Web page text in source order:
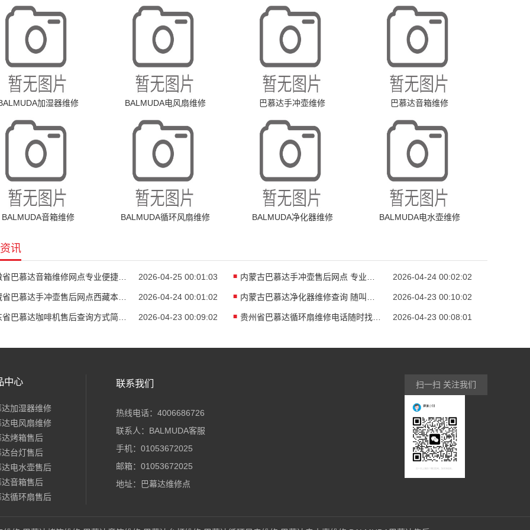
加湿器维修 BALMUDA电风扇维修 巴慕达手冲壶维修 巴慕达音箱维修
BALMUDA音箱维修 BALMUDA循环风扇维修 BALMUDA净化器维修 BALMUDA电水壶维修
讯
2026-04-25 00:01:03 2026-04-24 00:02:02
2026-04-24 00:01:02 2026-04-23 00:10:02
2026-04-23 00:09:02 贵州省巴慕达循环扇维修电话随时找我全国怎么 2026-04-23 00:08:01
中心
达加湿器维修
达电风扇维修
达烤箱售后
达台灯售后
达电水壶售后
达音箱售后
达循环扇售后
联系我们
热线电话：4006686726
联系人：BALMUDA客服
手机：01053672025
邮箱：01053672025
地址：巴幕达维修点
扫一扫 关注我们